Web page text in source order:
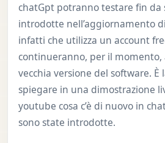
chatGpt potranno testare fin da
introdotte nell’aggiornamento
infatti che utilizza un account
continueranno, per il momento,
vecchia versione del software. È
spiegare in una dimostrazione
youtube cosa c’è di nuovo in
sono state introdotte.